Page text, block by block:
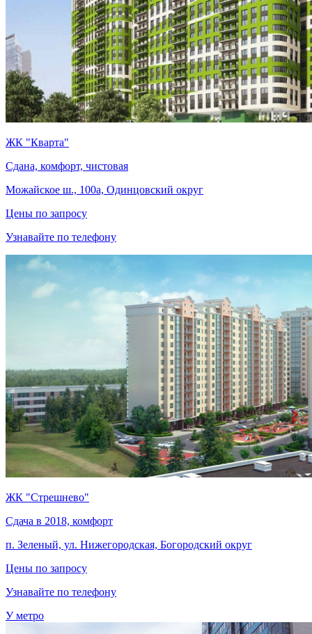
ЖК "Кварта"
Сдана, комфорт, чистовая
Можайское ш., 100а, Одинцовский округ
Цены по запросу
Узнавайте по телефону
ЖК "Стрешнево"
Сдача в 2018, комфорт
п. Зеленый, ул. Нижегородская, Богородский округ
Цены по запросу
Узнавайте по телефону
У метро